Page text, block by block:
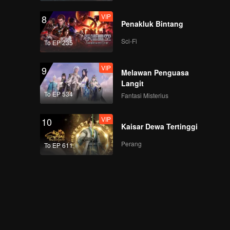
8
To EP 235
VIP
Penakluk Bintang
Sci-Fi
9
To EP 534
VIP
Melawan Penguasa
Langit
Fantasi Misterius
10
To EP 611
VIP
Kaisar Dewa Tertinggi
Perang